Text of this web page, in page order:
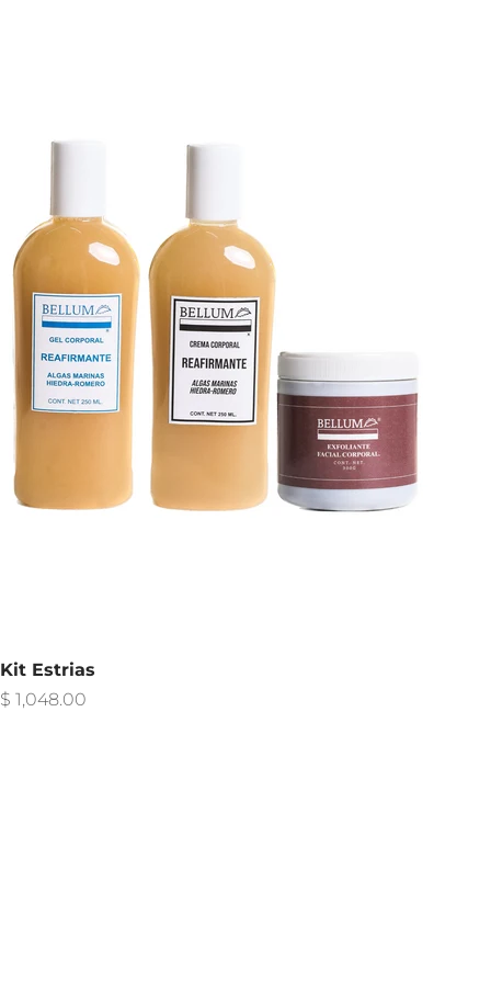
Kit Estrias
Precio de oferta
$ 1,048.00